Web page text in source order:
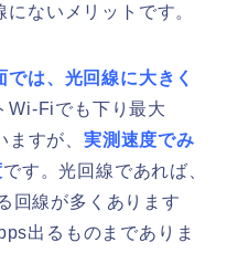
にないメリットです。
では、光回線に大きく
Wi-Fiでも下り最大
すが、 実測速度でみ
です。光回線であれば、
回線が多くあります
出るものまでありま